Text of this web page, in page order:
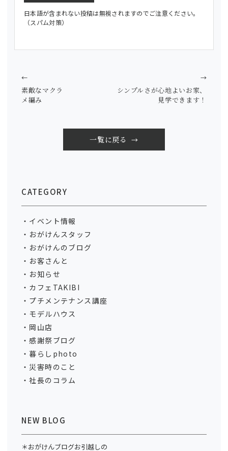
日本語が含まれない投稿は無視されますのでご注意ください。
（スパム対策）
素敵なマクラ
メ編み
←
一覧に戻る
シンプルさが心地よいお家、
見学できます！
→
CATEGORY
イベント情報
おがけんスタッフ
おがけんのブログ
お客さんと
お知らせ
カフェTAKIBI
プチメンテナンス講座
モデルハウス
岡山店
感謝祭ブログ
暮らしphoto
災害時のこと
社長のコラム
NEW BLOG
＊おがけんブログお引越しの